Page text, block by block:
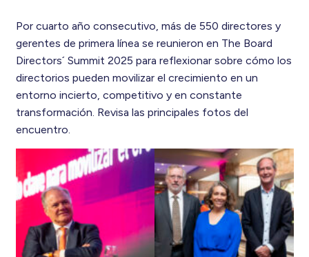
Por cuarto año consecutivo, más de 550 directores y
gerentes de primera línea se reunieron en The Board
Directors´ Summit 2025 para reflexionar sobre cómo los
directorios pueden movilizar el crecimiento en un
entorno incierto, competitivo y en constante
transformación. Revisa las principales fotos del
encuentro.